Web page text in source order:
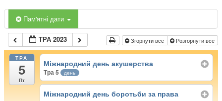
Пам'ятні дати
ТРА 2023 Згорнути все Розгорнути все
ТРА
5
Пт
Міжнародний день акушерства
Тра 5 день
Міжнародний день боротьби за права